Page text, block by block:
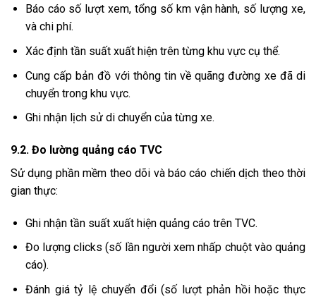
Báo cáo số lượt xem, tổng số km vận hành, số lượng xe,
và chi phí.
Xác định tần suất xuất hiện trên từng khu vực cụ thể.
Cung cấp bản đồ với thông tin về quãng đường xe đã di
chuyển trong khu vực.
Ghi nhận lịch sử di chuyển của từng xe.
9.2. Đo lường quảng cáo TVC
Sử dụng phần mềm theo dõi và báo cáo chiến dịch theo thời
gian thực:
Ghi nhận tần suất xuất hiện quảng cáo trên TVC.
Đo lượng clicks (số lần người xem nhấp chuột vào quảng
cáo).
Đánh giá tỷ lệ chuyển đổi (số lượt phản hồi hoặc thực